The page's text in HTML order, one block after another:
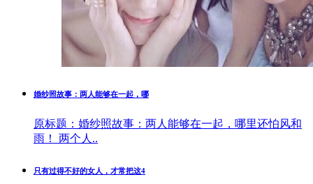
婚纱照故事：两人能够在一起，哪
原标题：婚纱照故事：两人能够在一起，哪里还怕风和
雨！ 两个人..
只有过得不好的女人，才常把这4